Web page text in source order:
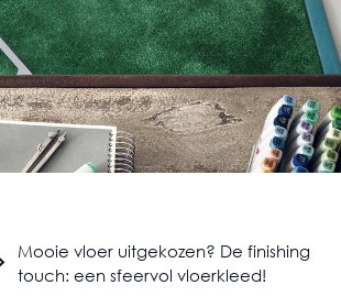
Mooie vloer uitgekozen? De finishing
touch: een sfeervol vloerkleed!